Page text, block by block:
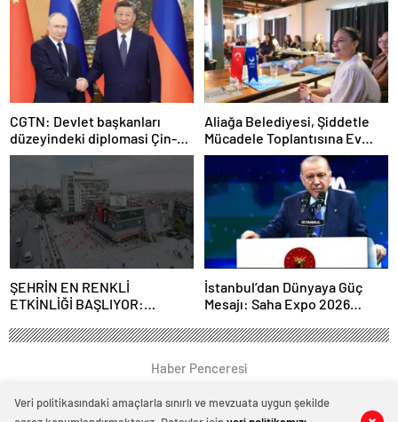
CGTN: Devlet başkanları
düzeyindeki diplomasi Çin-
Rusya arasındaki büyüyen
ortaklığı güçlendiriyor
Aliağa Belediyesi, Şiddetle
Mücadele Toplantısına Ev
Sahipliği Yaptı
ŞEHRİN EN RENKLİ
ETKİNLİĞİ BAŞLIYOR:
FESTİVALİ” HEYECANI
İstanbul’dan Dünyaya Güç
Mesajı: Saha Expo 2026
Haber Penceresi
Veri politikasındaki amaçlarla sınırlı ve mevzuata uygun şekilde